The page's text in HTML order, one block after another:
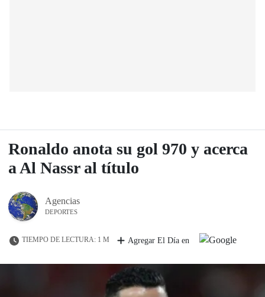
Ronaldo anota su gol 970 y acerca
a Al Nassr al título
Agencias
DEPORTES
TIEMPO DE LECTURA: 1 M Agregar El Día en